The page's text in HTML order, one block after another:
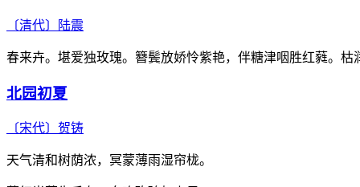
〔清代〕 陆震
春来卉。堪爱独玫瑰。簪鬓放娇怜紫艳，伴糖津咽胜红蕤。枯
北园初夏
〔宋代〕 贺铸
天气清和树荫浓，冥蒙薄雨湿帘栊。